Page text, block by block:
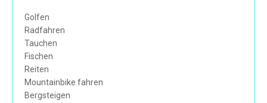
Golfen
Radfahren
Tauchen
Fischen
Reiten
Mountainbike fahren
Bergsteigen